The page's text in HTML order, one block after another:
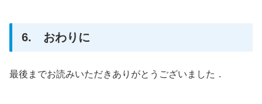
6. おわりに
最後までお読みいただきありがとうございました．